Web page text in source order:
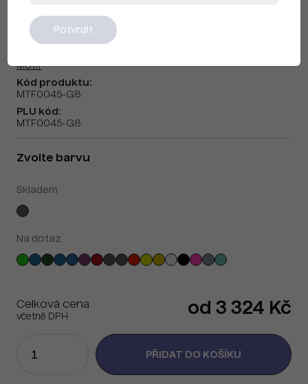
Motif F3 DT
Motif
Kód produktu:
MTF0045-G8
PLU kód:
MTF0045-G8
Zvolte barvu
Skladem
Na dotaz
Celková cena
včetně DPH od 3 324 Kč
Potvrdit